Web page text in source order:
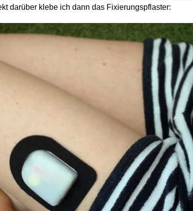
darüber klebe ich dann das Fixierungspflaster: